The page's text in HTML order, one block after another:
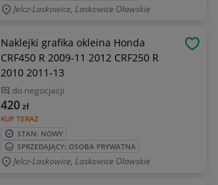
Jelcz-Laskowice, Laskowice Oławskie
Naklejki grafika okleina Honda
CRF450 R 2009-11 2012 CRF250 R
2010 2011-13
do negocjacji
KUP TERAZ
420zł
STAN: NOWY
SPRZEDAJĄCY: OSOBA PRYWATNA
Jelcz-Laskowice, Laskowice Oławskie